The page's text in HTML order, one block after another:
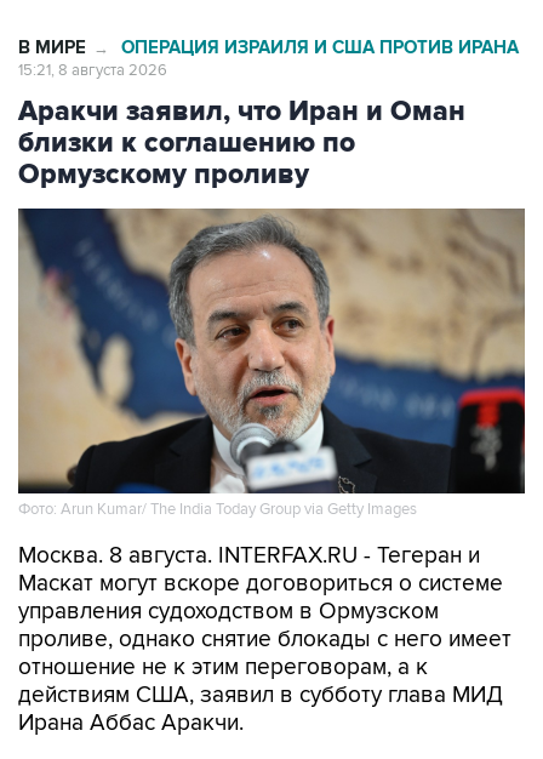
В МИРЕ → ОПЕРАЦИЯ ИЗРАИЛЯ И США ПРОТИВ ИРАНА
15:21, 8 августа 2026
Аракчи заявил, что Иран и Оман
близки к соглашению по
Ормузскому проливу
Фото: Arun Kumar/ The India Today Group via Getty Images
Москва. 8 августа. INTERFAX.RU - Тегеран и
Маскат могут вскоре договориться о системе
управления судоходством в Ормузском
проливе, однако снятие блокады с него имеет
отношение не к этим переговорам, а к
действиям США, заявил в субботу глава МИД
Ирана Аббас Аракчи.